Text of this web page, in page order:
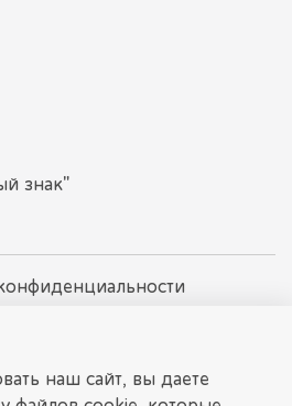
знак"
наш сайт, вы даете